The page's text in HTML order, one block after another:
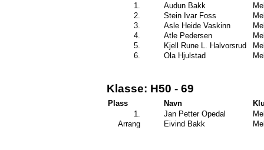
1.
Audun Bakk
2.
Stein Ivar Foss
3.
Asle Heide Vaskinn
4.
Atle Pedersen
5.
Kjell Rune L. Halvorsrud
6.
Ola Hjulstad
Klasse: H50 - 69
Plass Navn
1.
Jan Petter Opedal
Arrang
Eivind Bakk